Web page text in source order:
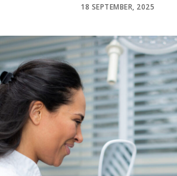
POSTED
18 SEPTEMBER, 2025